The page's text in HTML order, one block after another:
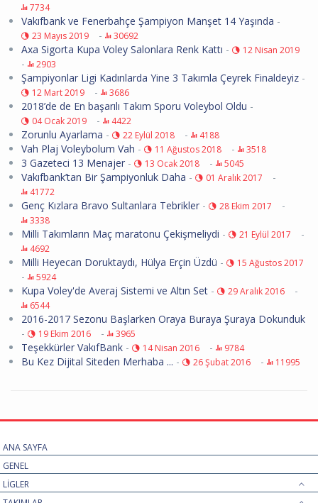
7734
Vakıfbank ve Fenerbahçe Şampiyon Manşet 14 Yaşında -
23 Mayıs 2019 - 30692
Axa Sigorta Kupa Voley Salonlara Renk Kattı - 12 Nisan 2019
- 2903
Şampiyonlar Ligi Kadınlarda Yine 3 Takımla Çeyrek Finaldeyiz -
12 Mart 2019 - 3686
2018’de de En başarılı Takım Sporu Voleybol Oldu -
04 Ocak 2019 - 4422
Zorunlu Ayarlama - 22 Eylül 2018 - 4188
Vah Plaj Voleybolum Vah - 11 Ağustos 2018 - 3518
3 Gazeteci 13 Menajer - 13 Ocak 2018 - 5045
Vakıfbank’tan Bir Şampiyonluk Daha - 01 Aralık 2017 -
41772
Genç Kızlara Bravo Sultanlara Tebrikler - 28 Ekim 2017 -
3338
Milli Takımların Maç maratonu Çekişmeliydi - 21 Eylül 2017 -
4692
Milli Heyecan Doruktaydı, Hülya Erçin Üzdü - 15 Ağustos 2017
- 5924
Kupa Voley'de Averaj Sistemi ve Altın Set - 29 Aralık 2016 -
6544
2016-2017 Sezonu Başlarken Oraya Buraya Şuraya Dokunduk
-
19 Ekim 2016 - 3965
Teşekkürler VakıfBank - 14 Nisan 2016 - 9784
Bu Kez Dijital Siteden Merhaba ... - 26 Şubat 2016 - 11995
ANA SAYFA
GENEL
LİGLER